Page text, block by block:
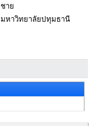
ชาย
มหาวิทยาลัยปทุมธานี